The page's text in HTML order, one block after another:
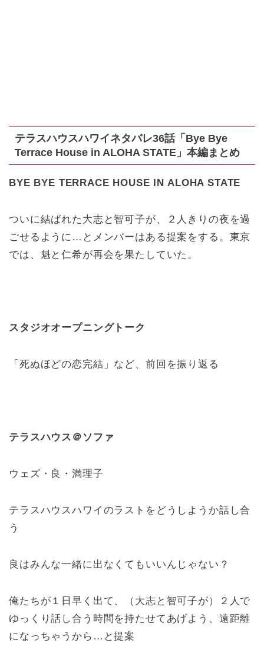
テラスハウスハワイネタバレ36話「Bye Bye
Terrace House in ALOHA STATE」本編まとめ
BYE BYE TERRACE HOUSE IN ALOHA STATE
ついに結ばれた大志と智可子が、２人きりの夜を過
ごせるように…とメンバーはある提案をする。東京
では、魁と仁希が再会を果たしていた。
スタジオオープニングトーク
「死ぬほどの恋完結」など、前回を振り返る
テラスハウス＠ソファ
ウェズ・良・満理子
テラスハウスハワイのラストをどうしようか話し合
う
良はみんな一緒に出なくてもいいんじゃない？
俺たちが１日早く出て、（大志と智可子が）２人で
ゆっくり話し合う時間を持たせてあげよう、遠距離
になっちゃうから…と提案